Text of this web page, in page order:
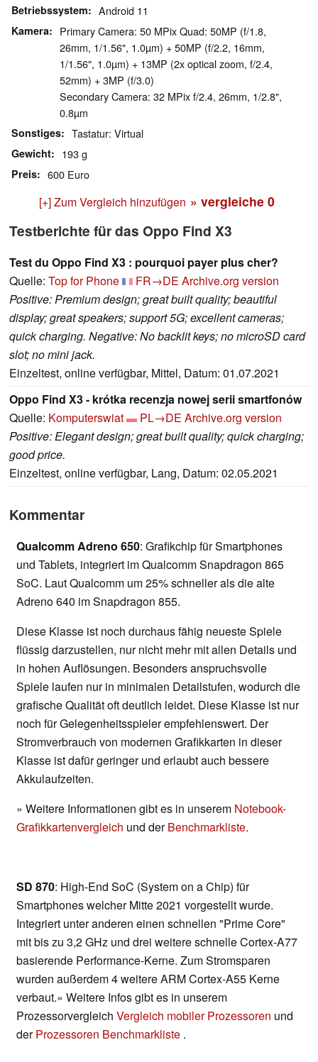
Betriebssystem Android 11
Kamera
Primary Camera: 50 MPix Quad: 50MP (f/1.8,
26mm, 1/1.56", 1.0µm) + 50MP (f/2.2, 16mm,
1/1.56", 1.0µm) + 13MP (2x optical zoom, f/2.4,
52mm) + 3MP (f/3.0)
Secondary Camera: 32 MPix f/2.4, 26mm, 1/2.8",
0.8µm
Sonstiges Tastatur: Virtual
Gewicht 193 g
Preis 600 Euro
[+] Zum Vergleich hinzufügen » vergleiche 0
Testberichte für das Oppo Find X3
Test du Oppo Find X3 : pourquoi payer plus cher?
Quelle: Top for Phone FR→DE Archive.org version
Positive: Premium design; great built quality; beautiful
display; great speakers; support 5G; excellent cameras;
quick charging. Negative: No backlit keys; no microSD card
slot; no mini jack.
Einzeltest, online verfügbar, Mittel, Datum: 01.07.2021
Oppo Find X3 - krótka recenzja nowej serii smartfonów
Quelle: Komputerswiat PL→DE Archive.org version
Positive: Elegant design; great built quality; quick charging;
good price.
Einzeltest, online verfügbar, Lang, Datum: 02.05.2021
Kommentar
Qualcomm Adreno 650: Grafikchip für Smartphones
und Tablets, integriert im Qualcomm Snapdragon 865
SoC. Laut Qualcomm um 25% schneller als die alte
Adreno 640 im Snapdragon 855.
Diese Klasse ist noch durchaus fähig neueste Spiele
flüssig darzustellen, nur nicht mehr mit allen Details und
in hohen Auflösungen. Besonders anspruchsvolle
Spiele laufen nur in minimalen Detailstufen, wodurch die
grafische Qualität oft deutlich leidet. Diese Klasse ist nur
noch für Gelegenheitsspieler empfehlenswert. Der
Stromverbrauch von modernen Grafikkarten in dieser
Klasse ist dafür geringer und erlaubt auch bessere
Akkulaufzeiten.
» Weitere Informationen gibt es in unserem Notebook-
Grafikkartenvergleich und derBenchmarkliste.
SD 870: High-End SoC (System on a Chip) für
Smartphones welcher Mitte 2021 vorgestellt wurde.
Integriert unter anderen einen schnellen "Prime Core"
mit bis zu 3,2 GHz und drei weitere schnelle Cortex-A77
basierende Performance-Kerne. Zum Stromsparen
wurden außerdem 4 weitere ARM Cortex-A55 Kerne
verbaut.» Weitere Infos gibt es in unserem
Prozessorvergleich Vergleich mobiler Prozessoren und
derProzessoren Benchmarkliste .